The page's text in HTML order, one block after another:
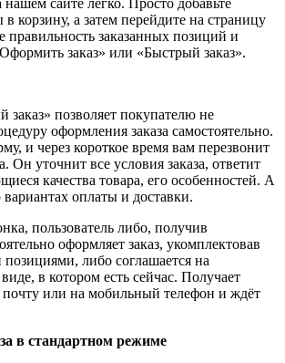
сайте легко. Просто добавьте
корзину, а затем перейдите на страницу
правильность заказанных позиций и
заказ» или «Быстрый заказ».
позволяет покупателю не
оформления заказа самостоятельно.
и через короткое время вам перезвонит
Он уточнит все условия заказа, ответит
качества товара, его особенностей. А
оплаты и доставки.
пользователь либо, получив
оформляет заказ, укомплектовав
либо соглашается на
в котором есть сейчас. Получает
или на мобильный телефон и ждёт
в стандартном режиме